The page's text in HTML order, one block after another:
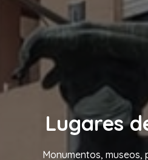
Lugares
Monumentos,